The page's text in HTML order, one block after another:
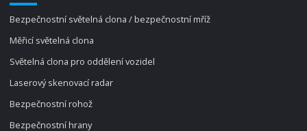
Bezpečnostní světelná clona / bezpečnostní mříž
Měřicí světelná clona
Světelná clona pro oddělení vozidel
Laserový skenovací radar
Bezpečnostní rohož
Bezpečnostní hrany